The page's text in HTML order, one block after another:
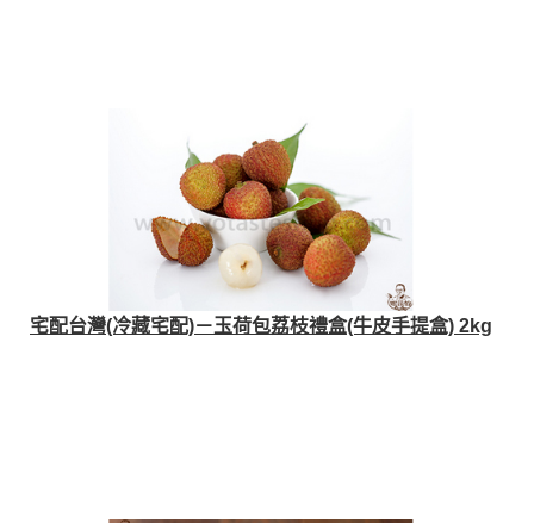
宅配台灣(冷藏宅配)－玉荷包荔枝禮盒(牛皮手提盒) 2kg